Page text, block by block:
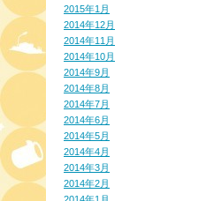
2015年1月
2014年12月
2014年11月
2014年10月
2014年9月
2014年8月
2014年7月
2014年6月
2014年5月
2014年4月
2014年3月
2014年2月